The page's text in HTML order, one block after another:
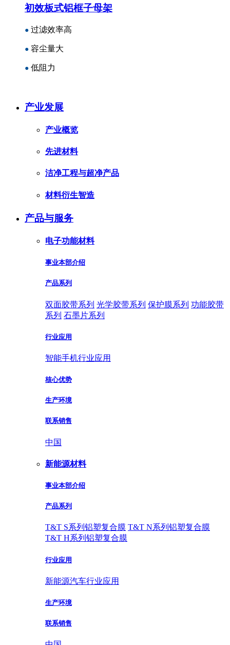
初效板式铝框子母架
● 过滤效率高
● 容尘量大
● 低阻力
产业发展
产业概览
先进材料
洁净工程与超净产品
材料衍生智造
产品与服务
电子功能材料
事业本部介绍
产品系列
双面胶带系列 光学胶带系列 保护膜系列 功能胶带
系列 石墨片系列
行业应用
智能手机行业应用
核心优势
生产环境
联系销售
中国
新能源材料
事业本部介绍
产品系列
T&T S系列铝塑复合膜 T&T N系列铝塑复合膜
T&T H系列铝塑复合膜
行业应用
新能源汽车行业应用
生产环境
联系销售